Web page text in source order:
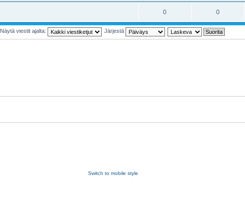
0 0
Näytä viestit ajalta: Järjestä
Switch to mobile style